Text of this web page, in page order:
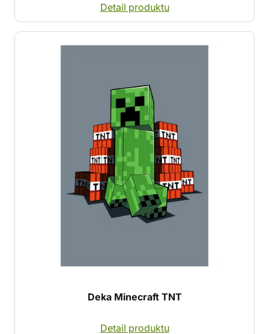
Detail produktu
Deka Minecraft TNT
Detail produktu